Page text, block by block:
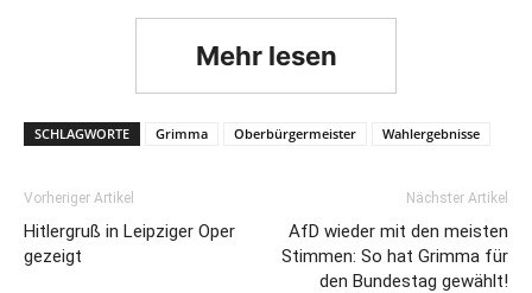
Mehr lesen
SCHLAGWORTE Grimma Oberbürgermeister Wahlergebnisse
Vorheriger Artikel
Hitlergruß in Leipziger Oper
gezeigt
Nächster Artikel
AfD wieder mit den meisten
Stimmen: So hat Grimma für
den Bundestag gewählt!